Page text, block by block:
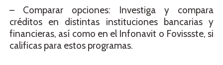
– Comparar opciones: Investiga y compara
créditos en distintas instituciones bancarias y
financieras, así como en el Infonavit o Fovissste, si
calificas para estos programas.